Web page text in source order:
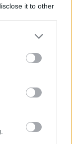
it to other
more Google
may click to
party tags to
below Google